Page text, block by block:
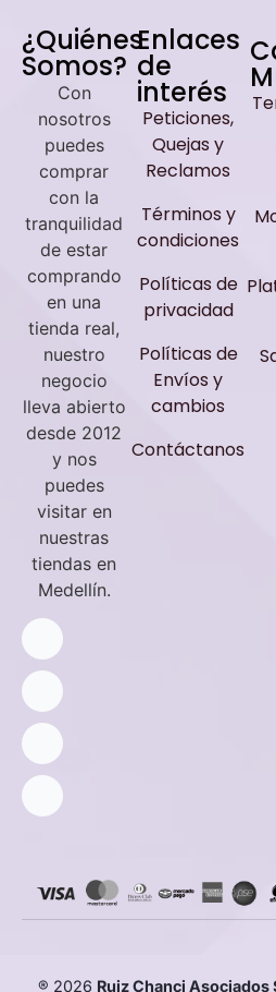
¿Quiénes
Somos?
Con
nosotros
puedes
comprar
con la
tranquilidad
de estar
comprando
en una
tienda real,
nuestro
negocio
lleva abierto
desde 2012
y nos
puedes
visitar en
nuestras
tiendas en
Medellín.
Enlaces
de
interés
Peticiones,
Quejas y
Reclamos
Términos y
condiciones
Políticas de
privacidad
Políticas de
Envíos y
cambios
Contáctanos
® 2026 Ruiz Chanci Asociados